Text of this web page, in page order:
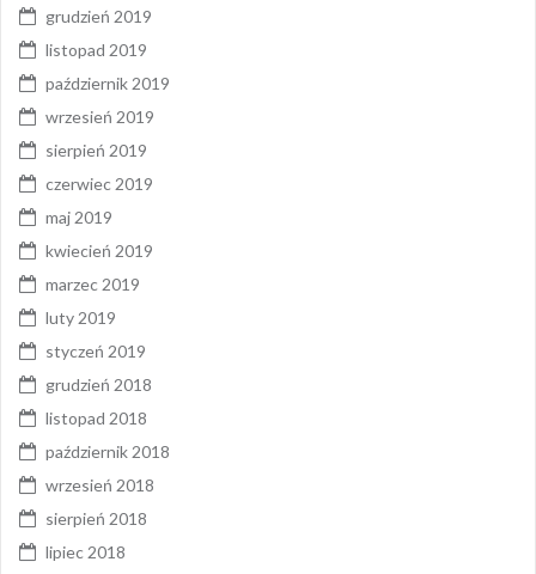
grudzień 2019
listopad 2019
październik 2019
wrzesień 2019
sierpień 2019
czerwiec 2019
maj 2019
kwiecień 2019
marzec 2019
luty 2019
styczeń 2019
grudzień 2018
listopad 2018
październik 2018
wrzesień 2018
sierpień 2018
lipiec 2018